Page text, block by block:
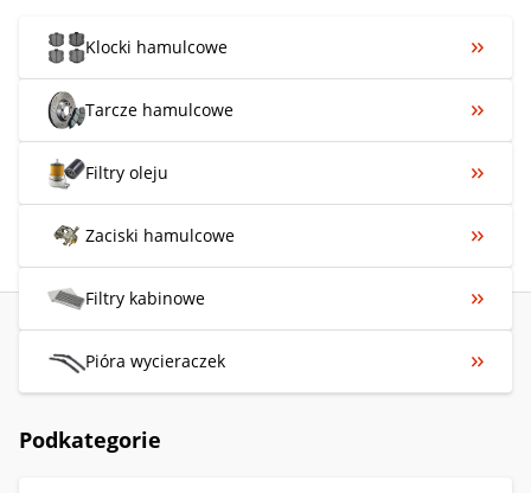
Klocki hamulcowe
Tarcze hamulcowe
Filtry oleju
Zaciski hamulcowe
Filtry kabinowe
Pióra wycieraczek
Podkategorie